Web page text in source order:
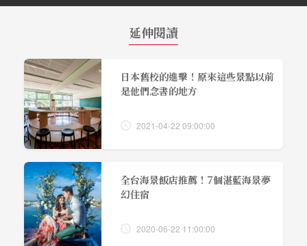
延伸閱讀
日本舊校的進擊！原來這些景點以前
是他們念書的地方
2021-04-22 09:00:00
全台海景飯店推薦！7個湛藍海景夢
幻住宿
2020-06-22 11:00:00